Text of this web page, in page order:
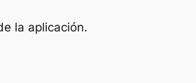
la aplicación.